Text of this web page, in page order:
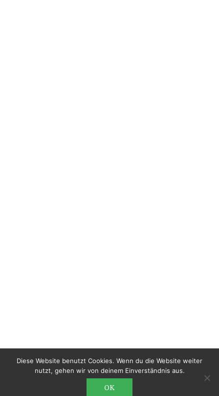
Diese Website benutzt Cookies. Wenn du die Website weiter
nutzt, gehen wir von deinem Einverständnis aus.
OK